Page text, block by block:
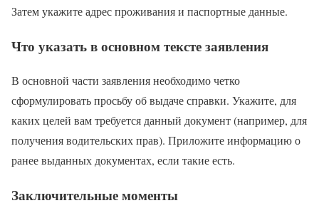
Затем укажите адрес проживания и паспортные данные.
Что указать в основном тексте заявления
В основной части заявления необходимо четко
сформулировать просьбу об выдаче справки. Укажите, для
каких целей вам требуется данный документ (например, для
получения водительских прав). Приложите информацию о
ранее выданных документах, если такие есть.
Заключительные моменты